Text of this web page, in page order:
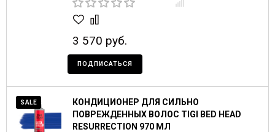
3 570 руб.
ПОДПИСАТЬСЯ
SALE
КОНДИЦИОНЕР ДЛЯ СИЛЬНО
ПОВРЕЖДЕННЫХ ВОЛОС TIGI BED HEAD
RESURRECTION 970 МЛ